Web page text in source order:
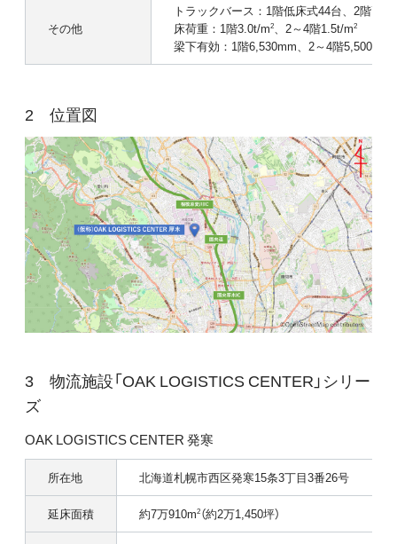
その他
トラックバース：1階低床式44台、2階高
床荷重：1階3.0t/m2 、2～4階1.5t/m2
梁下有効：1階6,530mm、2～4階5,500mm
位置図
物流施設「OAK LOGISTICS CENTER」シリー
ズ
OAK LOGISTICS CENTER 発寒
所在地 北海道札幌市西区発寒15条3丁目3番26号
延床面積 約7万910m2（約2万1,450坪）